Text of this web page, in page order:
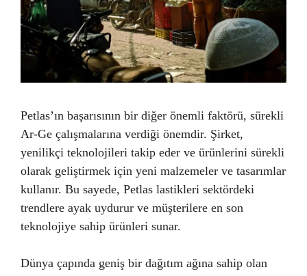
Petlas’ın başarısının bir diğer önemli faktörü, sürekli
Ar-Ge çalışmalarına verdiği önemdir. Şirket,
yenilikçi teknolojileri takip eder ve ürünlerini sürekli
olarak geliştirmek için yeni malzemeler ve tasarımlar
kullanır. Bu sayede, Petlas lastikleri sektördeki
trendlere ayak uydurur ve müşterilere en son
teknolojiye sahip ürünleri sunar.
Dünya çapında geniş bir dağıtım ağına sahip olan